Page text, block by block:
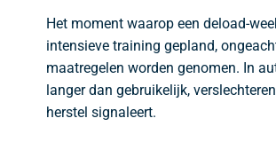
Het moment waarop een deload-
intensieve training gepland,
maatregelen worden genomen. In
langer dan gebruikelijk,
herstel signaleert.